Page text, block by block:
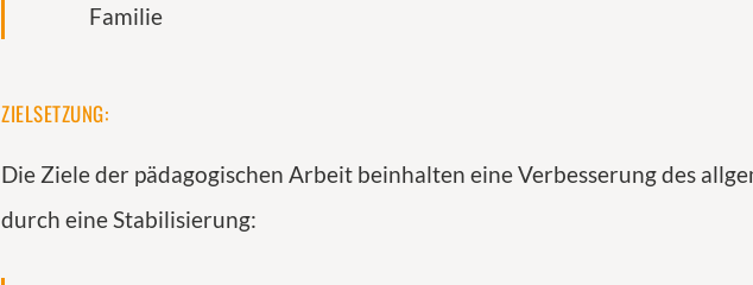
Familie
ZIELSETZUNG:
Die Ziele der pädagogischen Arbeit beinhalten eine Verbesserung des
durch eine Stabilisierung: